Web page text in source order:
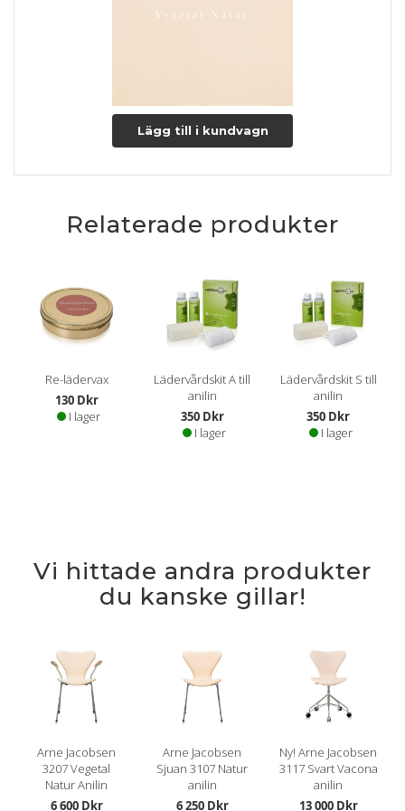
kan skabe lige præcis den patina som du ønsker at opnå.
Læs mere om pleje og vedligeholdelse her
Lägg till i kundvagn
Relaterade produkter
Re-lädervax
130 Dkr
I lager
Lädervårdskit A till
anilin
350 Dkr
I lager
Lädervårdskit S till
anilin
350 Dkr
I lager
Vi hittade andra produkter
du kanske gillar!
Arne Jacobsen
3207 Vegetal
Natur Anilin
6 600 Dkr
Arne Jacobsen
Sjuan 3107 Natur
anilin
6 250 Dkr
Ny! Arne Jacobsen
3117 Svart Vacona
anilin
13 000 Dkr